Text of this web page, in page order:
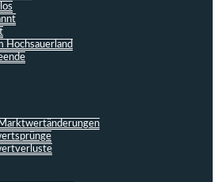
Hochsauerland